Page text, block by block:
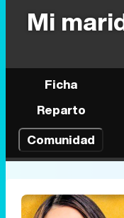
Mi
Ficha
Reparto
Comunidad